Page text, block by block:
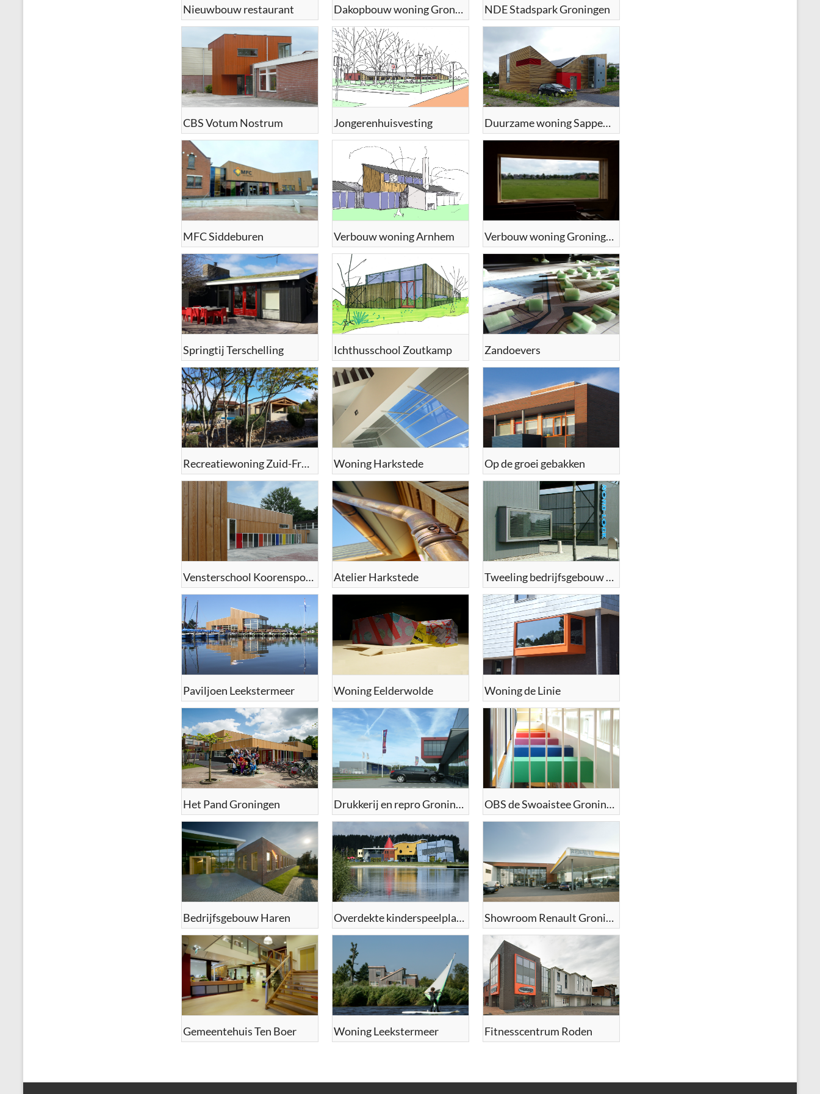
Nieuwbouw restaurant Dakopbouw woning Groningen NDE Stadspark Groningen
CBS Votum Nostrum Jongerenhuisvesting Duurzame woning Sappemeer
MFC Siddeburen Verbouw woning Arnhem Verbouw woning Groningen
Springtij Terschelling Ichthusschool Zoutkamp Zandoevers
Recreatiewoning Zuid-Frankrijk Woning Harkstede Op de groei gebakken
Vensterschool Koorenspoor Atelier Harkstede Tweeling bedrijfsgebouw Groningen
Paviljoen Leekstermeer Woning Eelderwolde Woning de Linie
Het Pand Groningen Drukkerij en repro Groningen OBS de Swoaistee Groningen
Bedrijfsgebouw Haren Overdekte kinderspeelplaats Showroom Renault Groningen
Gemeentehuis Ten Boer Woning Leekstermeer Fitnesscentrum Roden